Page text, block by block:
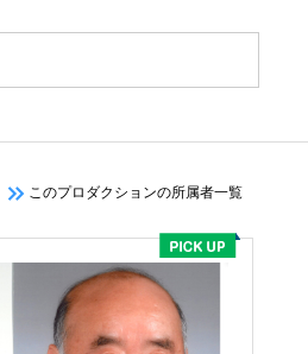
このプロダクションの所属者一覧